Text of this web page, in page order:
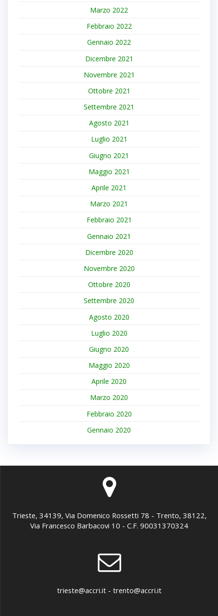
Marzo 2022
Febbraio 2022
Gennaio 2022
Dicembre 2021
Novembre 2021
Ottobre 2021
Settembre 2021
Agosto 2021
Luglio 2021
Giugno 2021
Maggio 2021
Aprile 2021
Marzo 2021
Febbraio 2021
Gennaio 2021
Dicembre 2020
Novembre 2020
Ottobre 2020
Settembre 2020
Agosto 2020
Luglio 2020
Giugno 2020
Maggio 2020
Aprile 2020
Marzo 2020
Febbraio 2020
Gennaio 2020
Trieste, 34139, Via Domenico Rossetti 78 - Trento, 38122,
Via Francesco Barbacovi 10 - C.F. 90031370324
trieste@accri.it - trento@accri.it